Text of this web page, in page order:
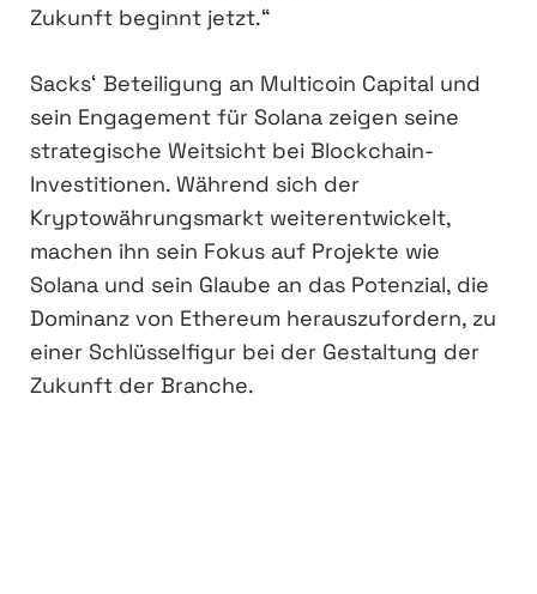
Zukunft beginnt jetzt.“
Sacks‘ Beteiligung an Multicoin Capital und
sein Engagement für Solana zeigen seine
strategische Weitsicht bei Blockchain-
Investitionen. Während sich der
Kryptowährungsmarkt weiterentwickelt,
machen ihn sein Fokus auf Projekte wie
Solana und sein Glaube an das Potenzial, die
Dominanz von Ethereum herauszufordern, zu
einer Schlüsselfigur bei der Gestaltung der
Zukunft der Branche.